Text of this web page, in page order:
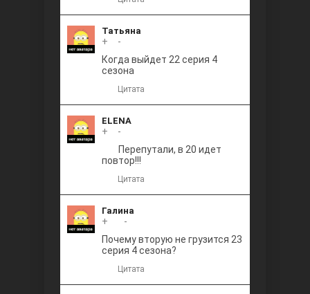
Татьяна
+
-
Когда выйдет 22 серия 4
сезона
Цитата
ELENA
+
-
Перепутали, в 20 идет
повтор!!!
Цитата
Галина
+
-
Почему вторую не грузится 23
серия 4 сезона?
Цитата